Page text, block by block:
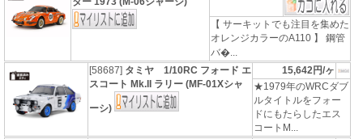
【 サーキットでも注目を集めた
オレンジカラーのA110 】 鋼管
バ�...
[58687] タミヤ 1/10RC フォード エ
スコート Mk.II ラリー (MF-01Xシャ
ーシ)
15,642円/ヶ
★1979年のWRCダブ
ルタイトルをフォー
ドにもたらしたエス
コートM...